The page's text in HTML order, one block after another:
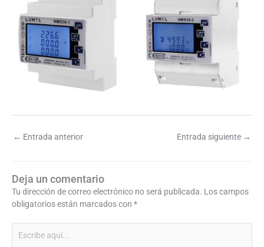
← Entrada anterior Entrada siguiente →
Deja un comentario
Tu dirección de correo electrónico no será publicada. Los campos
obligatorios están marcados con *
aquí...